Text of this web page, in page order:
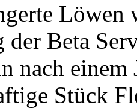
Beta
nach
Stück